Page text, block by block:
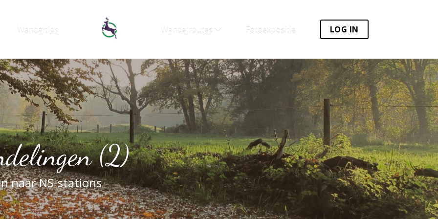
Wandeltips Wandelroutes Fotoexpositie LOG IN
(2)
naar NS-stations